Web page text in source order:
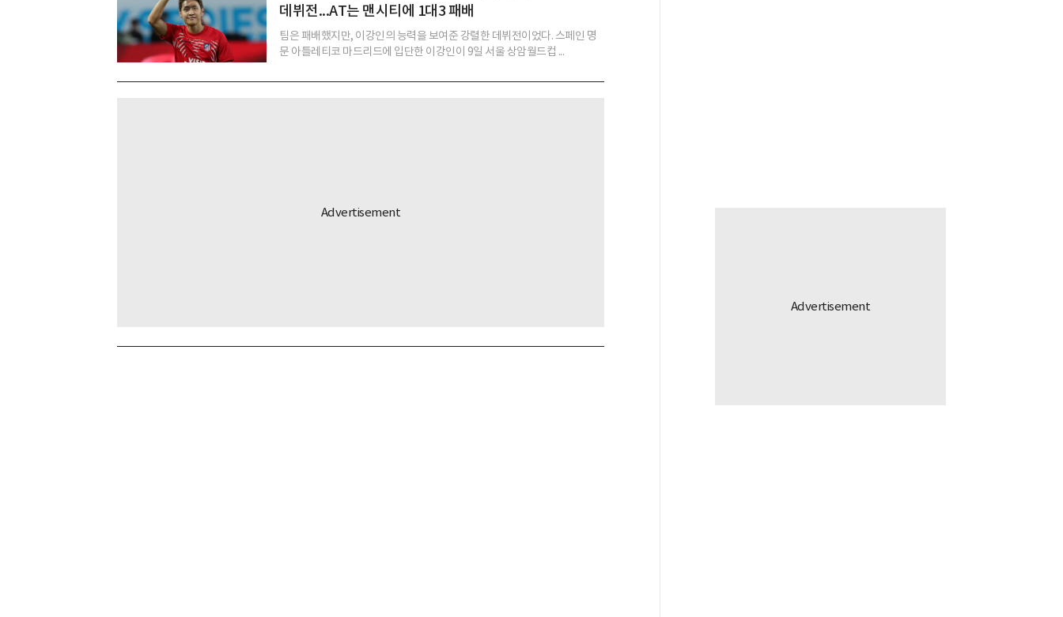
데뷔전...AT는 맨시티에 1대3 패배
팀은 패배했지만, 이강인의 능력을 보여준 강렬한 데뷔전이었다. 스페인 명
문 아틀레티코 마드리드에 입단한 이강인이 9일 서울 상암월드컵 ...